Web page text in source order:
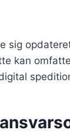
sig
kan